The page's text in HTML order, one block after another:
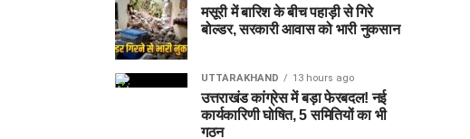
मसूरी में बारिश के बीच पहाड़ी से गिरे
बोल्डर, सरकारी आवास को भारी नुकसान
UTTARAKHAND 13 hours ago
उत्तराखंड कांग्रेस में बड़ा फेरबदल! नई
कार्यकारिणी घोषित, 5 समितियों का भी
गठन